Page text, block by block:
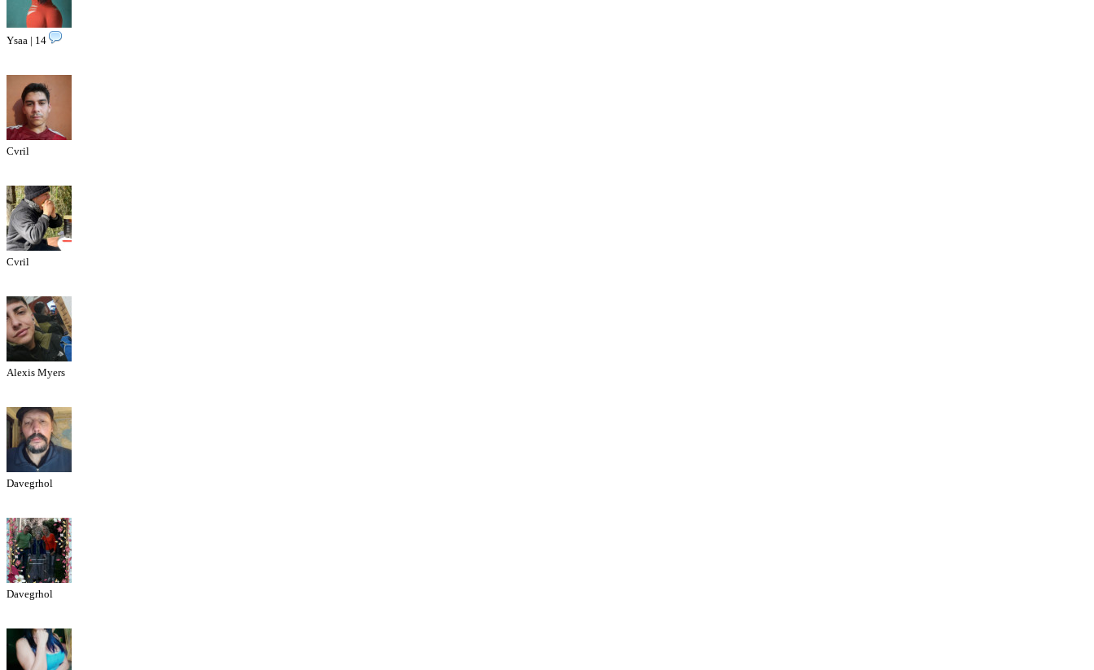
Ysaa | 14
Cvril
Cvril
Alexis Myers
Davegrhol
Davegrhol